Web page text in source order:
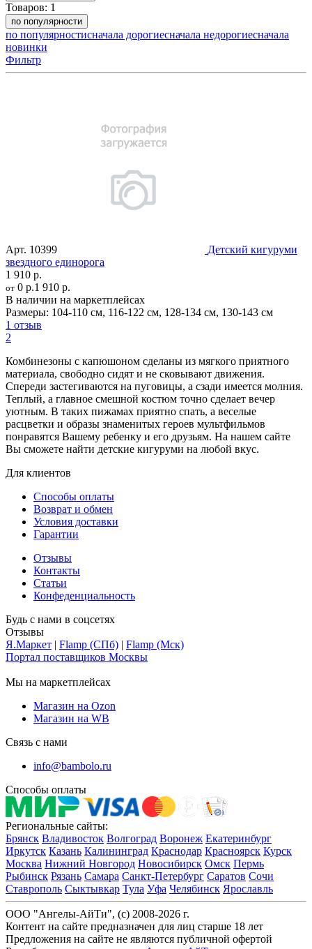
Товаров: 1
по популярности
по популярностисначала дорогиесначала недорогиесначала
новинки
Фильтр
Арт. 10399
Детский кигуруми
звездного единорога
1 910 р.
от 0 р.1 910 р.
В наличии на маркетплейсах
Размеры: 104-110 см, 116-122 см, 128-134 см, 130-143 см
1 отзыв
2
Комбинезоны с капюшоном сделаны из мягкого приятного
материала, свободно сидят и не сковывают движения.
Спереди застегиваются на пуговицы, а сзади имеется молния.
Теплый, а главное смешной костюм точно сделает вечер
уютным. В таких пижамах приятно спать, а веселые
расцветки и образы знаменитых героев мультфильмов
понравятся Вашему ребенку и его друзьям. На нашем сайте
Вы сможете найти детские кигуруми на любой вкус.
Для клиентов
Способы оплаты
Возврат и обмен
Условия доставки
Гарантии
Отзывы
Контакты
Статьи
Конфеденциальность
Будь с нами в соцсетях
Отзывы
Я.Маркет | Flamp (СПб) | Flamp (Мск)
Портал поставщиков Москвы
Мы на маркетплейсах
Магазин на Ozon
Магазин на WB
Связь с нами
info@bambolo.ru
Способы оплаты
Региональные сайты:
Брянск Владивосток Волгоград Воронеж Екатеринбург
Иркутск Казань Калининград Краснодар Красноярск Курск
Москва Нижний Новгород Новосибирск Омск Пермь
Рыбинск Рязань Самара Санкт-Петербург Саратов Сочи
Ставрополь Сыктывкар Тула Уфа Челябинск Ярославль
ООО "Ангелы-АйТи", (c) 2008-2026 г.
Контент на сайте предназначен для лиц старше 18 лет
Предложения на сайте не являются публичной офертой